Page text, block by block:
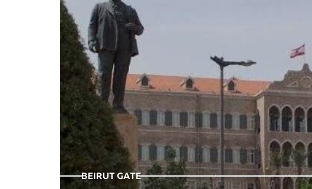
٤ آب
المرفأ من بوابة الحياة، الى بوابة الموت، ستّ
سنوات وما زال…